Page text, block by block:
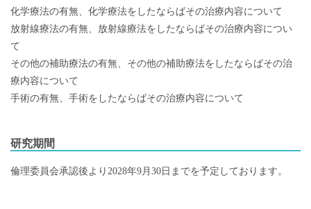
化学療法の有無、化学療法をしたならばその治療内容について
放射線療法の有無、放射線療法をしたならばその治療内容につい
て
その他の補助療法の有無、その他の補助療法をしたならばその治
療内容について
手術の有無、手術をしたならばその治療内容について
研究期間
倫理委員会承認後より2028年9月30日までを予定しております。